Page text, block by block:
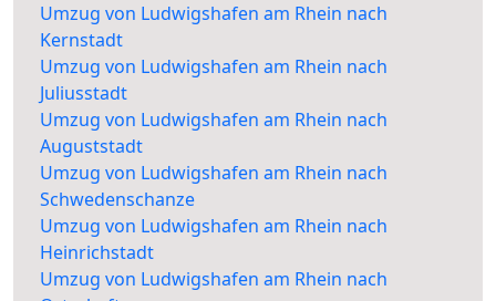
Umzug von Ludwigshafen am Rhein nach
Kernstadt
Umzug von Ludwigshafen am Rhein nach
Juliusstadt
Umzug von Ludwigshafen am Rhein nach
Auguststadt
Umzug von Ludwigshafen am Rhein nach
Schwedenschanze
Umzug von Ludwigshafen am Rhein nach
Heinrichstadt
Umzug von Ludwigshafen am Rhein nach